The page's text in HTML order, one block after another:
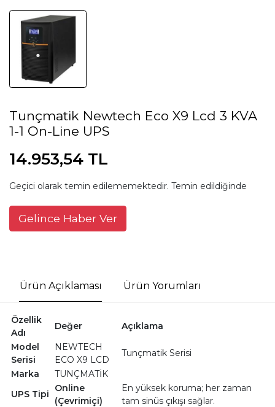
Tunçmatik Newtech Eco X9 Lcd 3 KVA
1-1 On-Line UPS
14.953,54 TL
Geçici olarak temin edilememektedir. Temin edildiğinde
Gelince Haber Ver
Ürün Açıklaması Ürün Yorumları
Özellik
Adı
Değer
Açıklama
Model
Serisi
NEWTECH
ECO X9 LCD
Tunçmatik Serisi
Marka
TUNÇMATİK
UPS Tipi
Online
(Çevrimiçi)
En yüksek koruma; her zaman
tam sinüs çıkışı sağlar.